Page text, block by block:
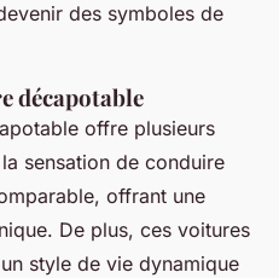
des symboles de
décapotable
offre plusieurs
sensation de conduire
offrant une
De plus, ces voitures
style de vie dynamique